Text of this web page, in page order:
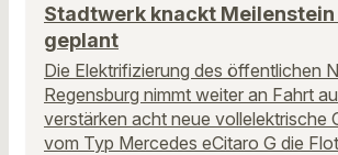
Stadtwerk knackt
geplant
Die Elektrifizierung des öffentlichen
Regensburg nimmt weiter an Fahrt
verstärken acht neue vollelektrische
vom Typ Mercedes eCitaro G die